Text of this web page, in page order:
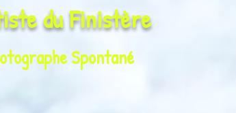
duFinistère
Spontané